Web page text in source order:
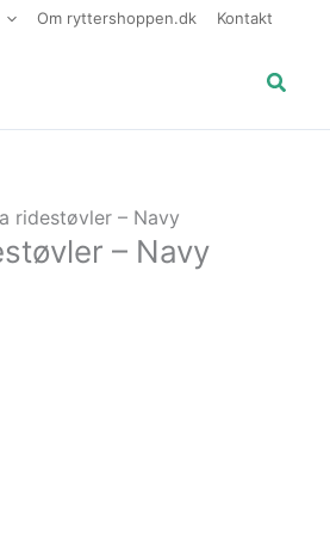
Om ryttershoppen.dk Kontakt
Søg
ridestøvler – Navy
– Navy